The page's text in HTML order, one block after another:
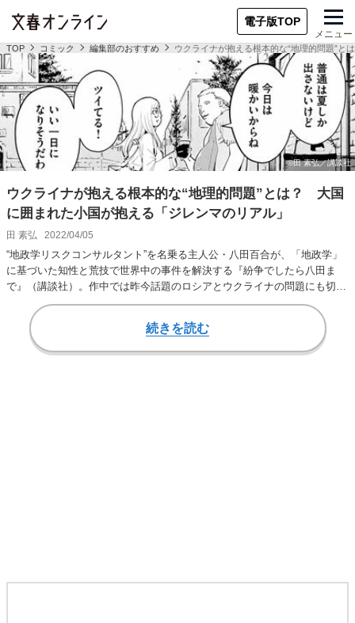
電子版TOP
メニュー
TOP コミック 編集部のおすすめ ウクライナが抱える根本的な“地理的問題”
ウクライナが抱える根本的な“地理的問題”とは？ 大国
に囲まれた小国が抱える「ジレンマのリアル」
田 素弘 2022/04/05
“地政学リスクコンサルタント”を名乗る主人公・八田百合が、「地政学」
に基づいた知性と荒技で世界中の事件を解決する『紛争でしたら八田ま
で』（講談社）。作中では昨今話題のロシアとウクライナの問題にも切り
込んでいる。 ウク…
続きを読む